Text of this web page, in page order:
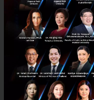
E-mail :
Tel